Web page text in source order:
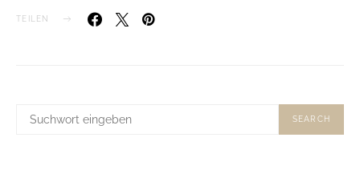
TEILEN
SUCHE
SEARCH